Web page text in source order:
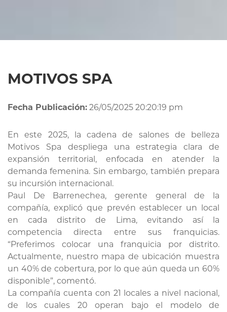
MOTIVOS SPA
Fecha Publicación: 26/05/2025 20:20:19 pm
En este 2025, la cadena de salones de belleza
Motivos Spa despliega una estrategia clara de
expansión territorial, enfocada en atender la
demanda femenina. Sin embargo, también prepara
su incursión internacional.
Paul De Barrenechea, gerente general de la
compañía, explicó que prevén establecer un local
en cada distrito de Lima, evitando así la
competencia directa entre sus franquicias.
“Preferimos colocar una franquicia por distrito.
Actualmente, nuestro mapa de ubicación muestra
un 40% de cobertura, por lo que aún queda un 60%
disponible”, comentó.
La compañía cuenta con 21 locales a nivel nacional,
de los cuales 20 operan bajo el modelo de